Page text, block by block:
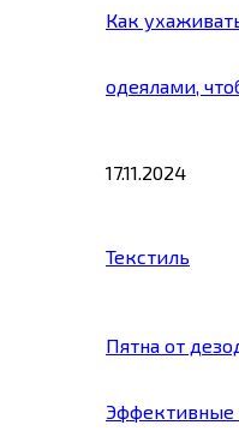
Как
одеялами,
17.11.2024
Текстиль
Пятна от